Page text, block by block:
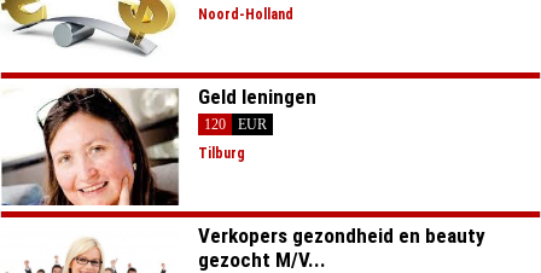
Noord-Holland
Geld leningen
120
EUR
Tilburg
Verkopers gezondheid en beauty
gezocht M/V...